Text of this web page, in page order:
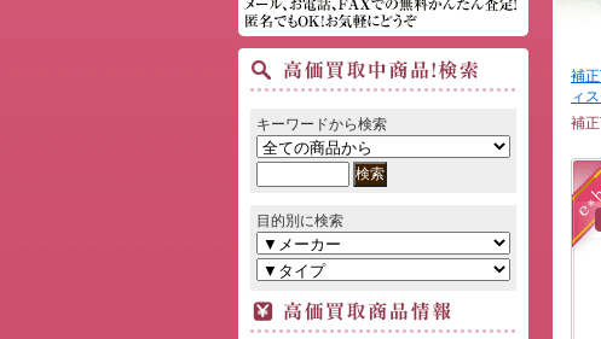
キーワードから検索
目的別に検索
補
ィ
補